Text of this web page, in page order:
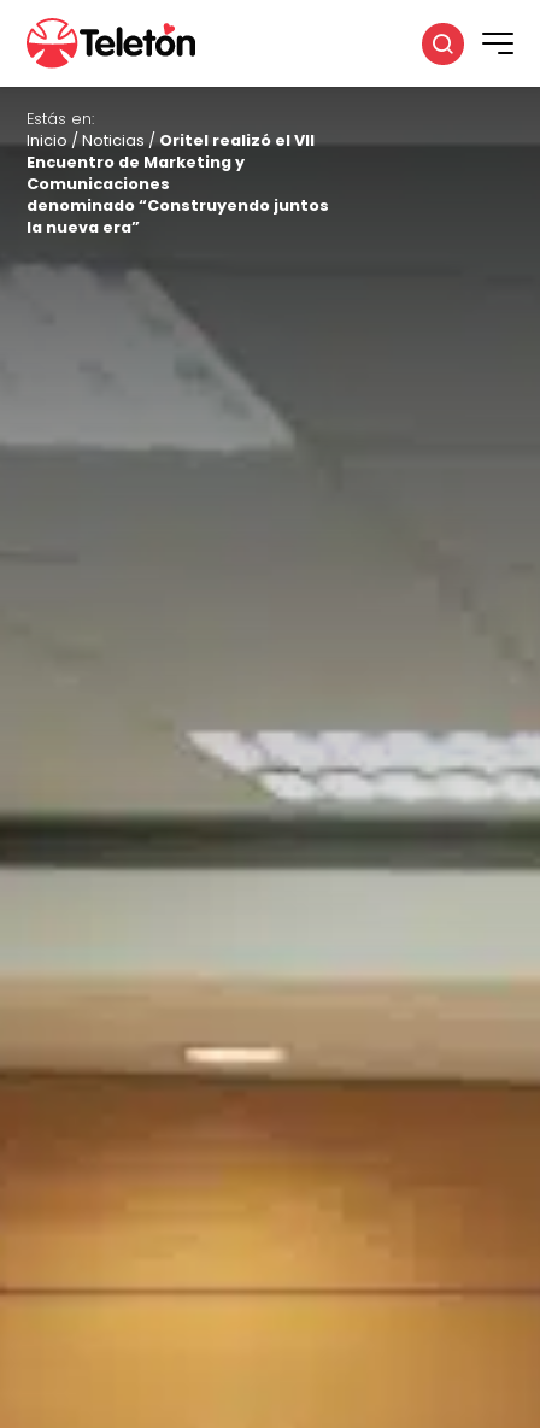
Estás en:
Inicio /Noticias / Oritel realizó el VII
Encuentro de Marketing y
Comunicaciones
denominado “Construyendo juntos
la nueva era”